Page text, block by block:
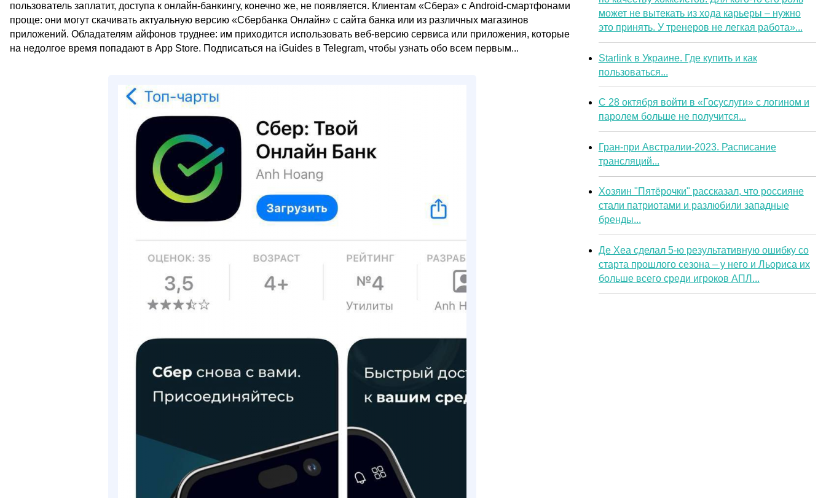
пользователь заплатит, доступа к онлайн-банкингу, конечно же, не появляется. Клиентам «Сбера» с Android-смартфонами
проще: они могут скачивать актуальную версию «Сбербанка Онлайн» с сайта банка или из различных магазинов
приложений. Обладателям айфонов труднее: им приходится использовать веб-версию сервиса или приложения, которые
на недолгое время попадают в App Store. Подписаться на iGuides в Telegram, чтобы узнать обо всем первым...
может не вытекать из хода карьеры – нужно
это принять. У тренеров не легкая работа»...
Starlink в Украине. Где купить и как
пользоваться...
С 28 октября войти в «Госуслуги» с логином и
паролем больше не получится...
Гран-при Австралии-2023. Расписание
трансляций...
Хозяин "Пятёрочки" рассказал, что россияне
стали патриотами и разлюбили западные
бренды...
Де Хеа сделал 5-ю результативную ошибку со
старта прошлого сезона – у него и Льориса их
больше всего среди игроков АПЛ...